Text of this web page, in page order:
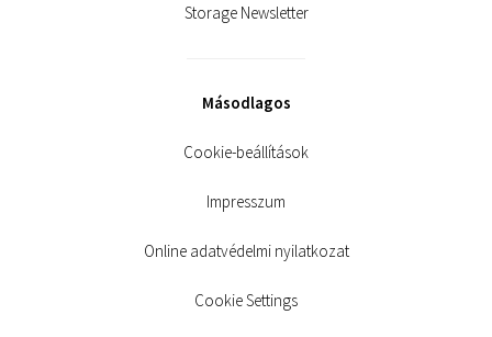
Storage Newsletter
Másodlagos
Cookie-beállítások
Impresszum
Online adatvédelmi nyilatkozat
Cookie Settings